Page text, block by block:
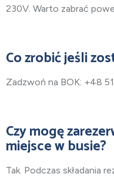
230V. Warto zabrać
Co zrobić jeśli
Zadzwoń na BOK: +48
Czy mogę
miejsce w busie?
Tak. Podczas składania